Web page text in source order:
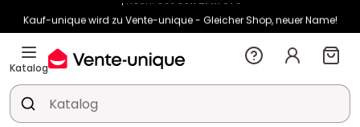
Kauf-unique wird zu Vente-unique - Gleicher Shop, neuer Name!
-10% ab €400 mitHEAT10auf Vente-unique-Produkte
Noch:
Katalog